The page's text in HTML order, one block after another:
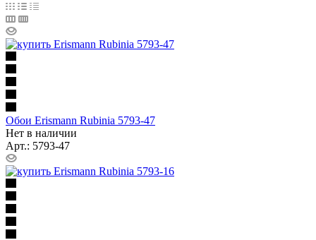
Обои Erismann Rubinia 5793-47
Нет в наличии
Арт.: 5793-47